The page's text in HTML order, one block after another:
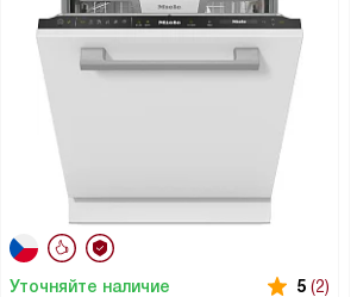
Уточняйте наличие 5 (2)